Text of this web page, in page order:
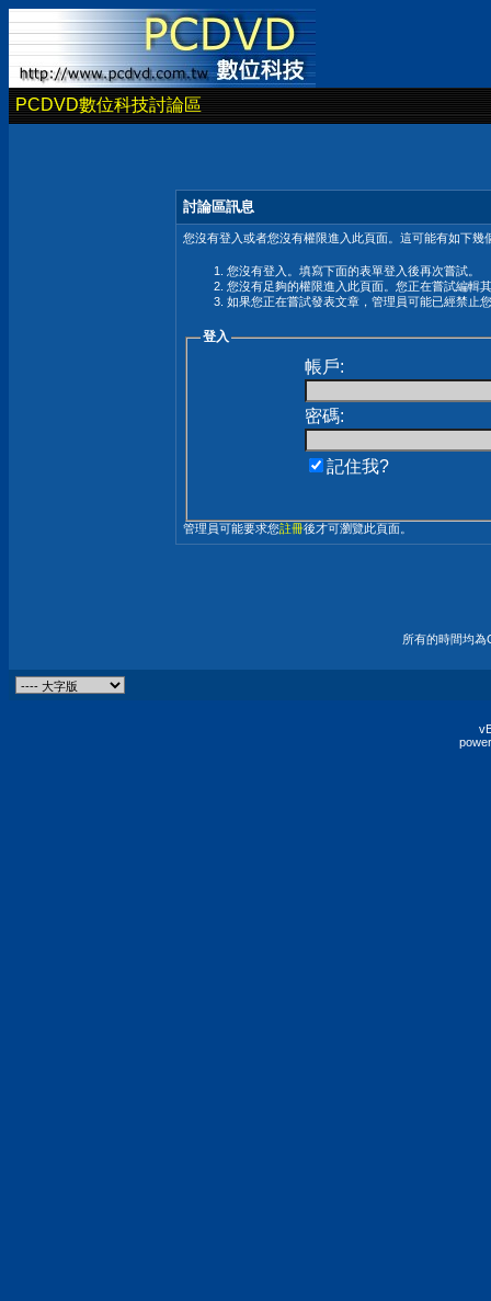
PCDVD數位科技討論區
討論區訊息
您沒有登入或者您沒有權限進入此頁面。這可能有如下幾
您沒有登入。填寫下面的表單登入後再次嘗試。
您沒有足夠的權限進入此頁面。您正在嘗試編輯
如果您正在嘗試發表文章，管理員可能已經禁止
登入
帳戶:
密碼:
記住我?
管理員可能要求您註冊後才可瀏覽此頁面。
所有的時間均為